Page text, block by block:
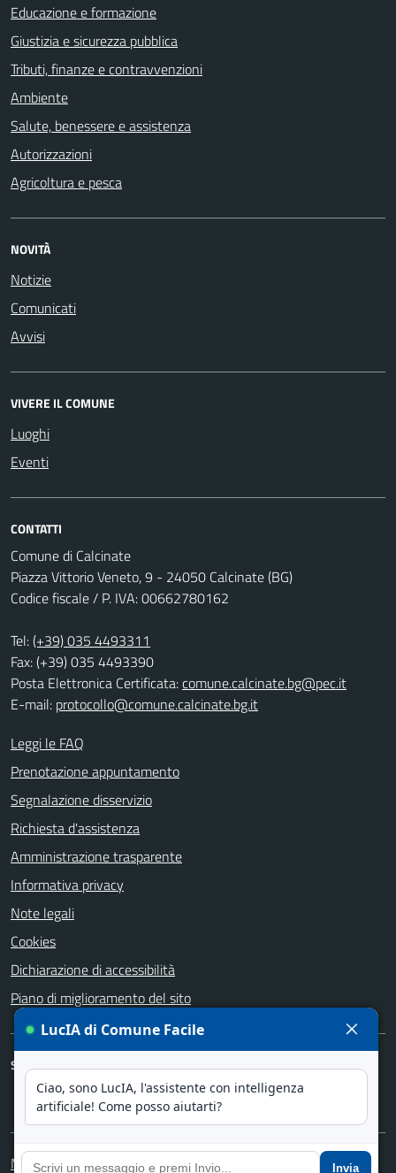
Educazione e formazione
Giustizia e sicurezza pubblica
Tributi, finanze e contravvenzioni
Ambiente
Salute, benessere e assistenza
Autorizzazioni
Agricoltura e pesca
NOVITÀ
Notizie
Comunicati
Avvisi
VIVERE IL COMUNE
Luoghi
Eventi
CONTATTI
Comune di Calcinate
Piazza Vittorio Veneto, 9 - 24050 Calcinate (BG)
Codice fiscale / P. IVA: 00662780162
Tel:(+39) 035 4493311
Fax: (+39) 035 4493390
Posta Elettronica Certificata:comune.calcinate.bg@pec.it
E-mail: protocollo@comune.calcinate.bg.it
Leggi le FAQ
Prenotazione appuntamento
Segnalazione disservizio
Richiesta d'assistenza
Amministrazione trasparente
Informativa privacy
Note legali
Cookies
Dichiarazione di accessibilità
Piano di miglioramento del sito
SEGUICI SU
FacebookInstagramYouTube
Media policy